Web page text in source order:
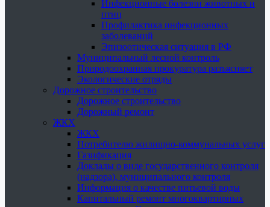
Инфекционные болезни животных и
птиц
Профилактика инфекционных
заболеваний
Эпизоотическая ситуация в РФ
Муниципальный лесной контроль
Природоохранная прокуратура разъясняет
Экологические отряды
Дорожное строительство
Дорожное строительство
Дорожный ремонт
ЖКХ
ЖКХ
Потребителю жилищно-коммунальных услуг
Газификация
Доклады о виде государственного контроля
(надзора), муниципального контроля
Информация о качестве питьевой воды
Капитальный ремонт многоквартирных